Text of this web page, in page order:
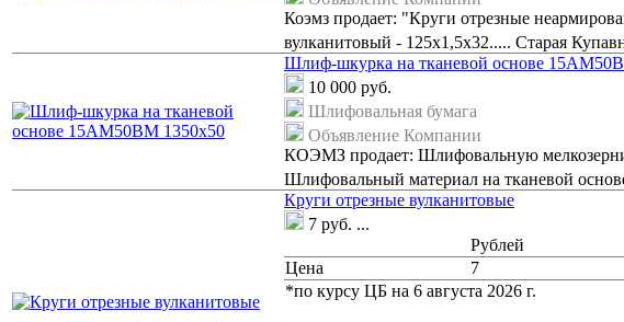
Коэмз продает: "Круги отрезные
вулканитовый - 125х1,5х32..... Старая
Шлиф-шкурка на тканевой основе
10 000 руб.
Шлифовальная бумага
Объявление Компании
КОЭМЗ продает: Шлифовальную
Шлифовальный материал на тканевой
Круги отрезные вулканитовые
7 руб. ...
Рублей
Цена
7
*по курсу ЦБ на 6 августа 2026 г.